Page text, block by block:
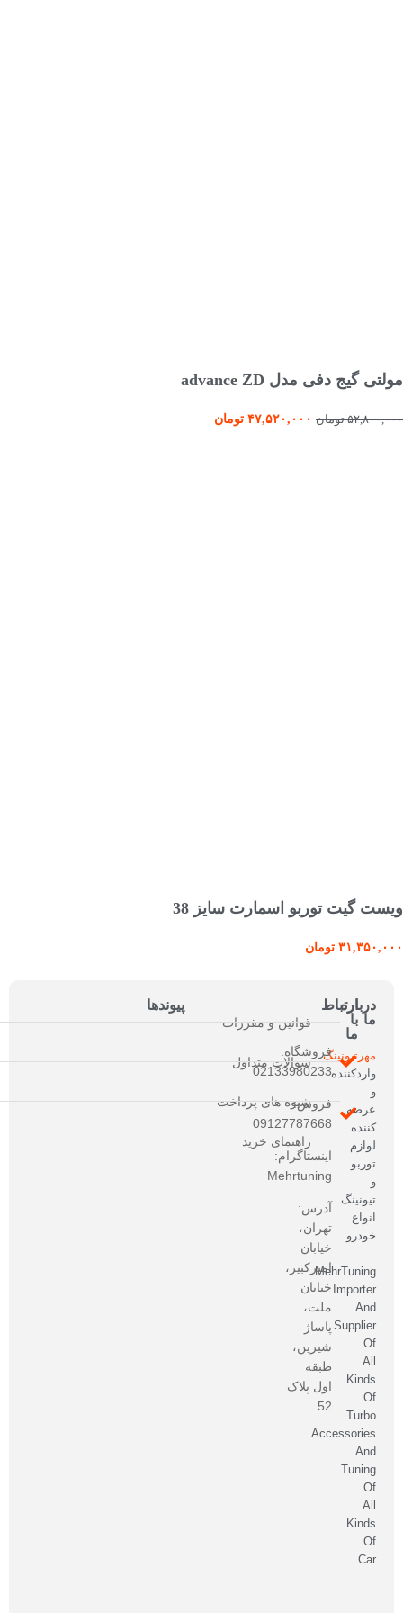
مولتی گیج دفی مدل advance ZD
۵۲,۸۰۰,۰۰۰ تومان ۴۷,۵۲۰,۰۰۰ تومان
ویست گیت توربو اسمارت سایز 38
۳۱,۳۵۰,۰۰۰ تومان
درباره
ما
مهرتیونینگ
واردکننده
و
عرضه
کننده
لوازم
توربو
و
تیونینگ
انواع
خودرو
MehrTuning
Importer
And
Supplier
Of
All
Kinds
Of
Turbo
Accessories
And
Tuning
Of
All
Kinds
Of
Car
ارتباط
با
ما
فروشگاه:
02133980233
فروش:
09127787668
اینستاگرام:
Mehrtuning
آدرس:
تهران،
خیابان
امیرکبیر،
خیابان
ملت،
پاساژ
شیرین،
طبقه
اول پلاک
52
پیوندها
قوانین و مقررات
سوالات متداول
شیوه های پرداخت
راهنمای خرید